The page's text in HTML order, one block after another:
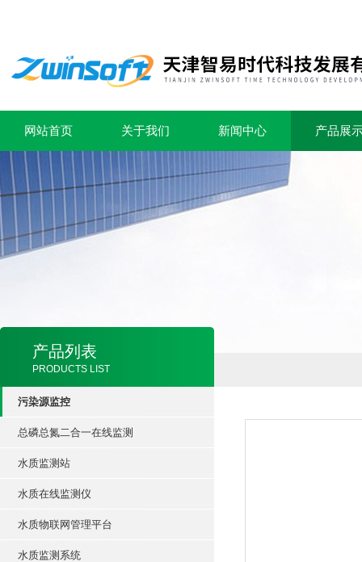
网站首页 关于我们 新闻中心 产品展
产品列表
PRODUCTS LIST
污染源监控
总磷总氮二合一在线监测
水质监测站
水质在线监测仪
水质物联网管理平台
水质监测系统